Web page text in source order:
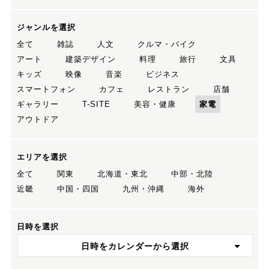
ジャンルを選択
全て
雑誌 人文
クルマ・バイク
アート
建築デザイン 料理 旅行
文具
キッズ
映像 音楽
ビジネス
スマートフォン
カフェ レストラン
店舗
ギャラリー
T-SITE 美容・健康
家電
アウトドア
エリアを選択
全て
関東 北海道・東北
中部・北陸
近畿
中国・四国 九州・沖縄 海外
日時を選択
日時をカレンダーから選択